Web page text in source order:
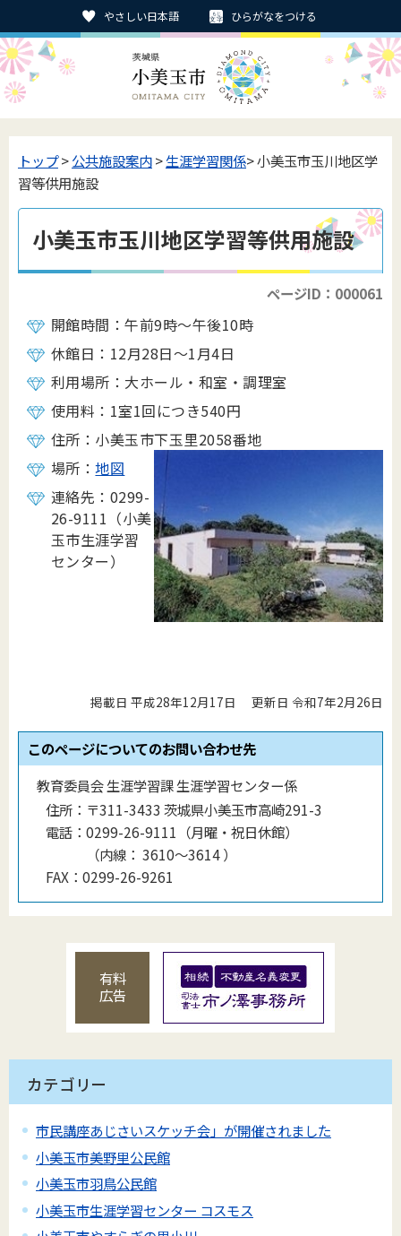
やさしい日本語 ひらがなをつける
トップ>公共施設案内>生涯学習関係> 小美玉市玉川地区学
習等供用施設
小美玉市玉川地区学習等供用施設
ページID：000061
開館時間：午前9時～午後10時
休館日：12月28日～1月4日
利用場所：大ホール・和室・調理室
使用料：1室1回につき540円
住所：小美玉市下玉里2058番地
場所：地図
連絡先：0299-
26-9111（小美
玉市生涯学習
センター）
掲載日 平成28年12月17日 更新日 令和7年2月26日
このページについてのお問い合わせ先
教育委員会 生涯学習課 生涯学習センター係
住所： 〒311-3433 茨城県小美玉市高崎291-3
電話： 0299-26-9111（月曜・祝日休館）
（内線 ： 3610〜3614）
FAX： 0299-26-9261
有料
広告
カテゴリー
市民講座あじさいスケッチ会」が開催されました
小美玉市美野里公民館
小美玉市羽鳥公民館
小美玉市生涯学習センター コスモス